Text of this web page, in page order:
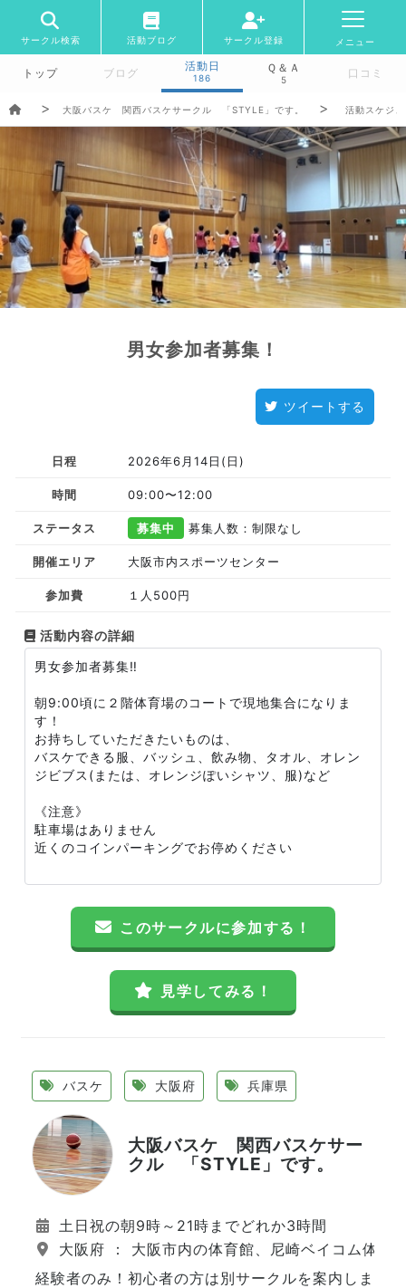
サークル検索 活動ブログ サークル登録 メニュー
トップ ブログ
活動日
186
Ｑ＆Ａ
5 口コミ
大阪バスケ 関西バスケサークル 「STYLE」です。 活動スケジ
男女参加者募集！
ツイートする
日程 2026年6月14日(日)
時間 09:00〜12:00
ステータス 募集中 募集人数：制限なし
開催エリア 大阪市内スポーツセンター
参加費 １人500円
活動内容の詳細
男女参加者募集‼️
朝9:00頃に２階体育場のコートで現地集合になりま
す！
お持ちしていただきたいものは、
バスケできる服、バッシュ、飲み物、タオル、オレン
ジビブス(または、オレンジぽいシャツ、服)など
《注意》
駐車場はありません
近くのコインパーキングでお停めください
このサークルに参加する！
見学してみる！
バスケ 大阪府 兵庫県
大阪バスケ 関西バスケサー
クル 「STYLE」です。
土日祝の朝9時～21時までどれか3時間
大阪府 ： 大阪市内の体育館、尼崎ベイコム体育
経験者のみ！初心者の方は別サークルを案内しま